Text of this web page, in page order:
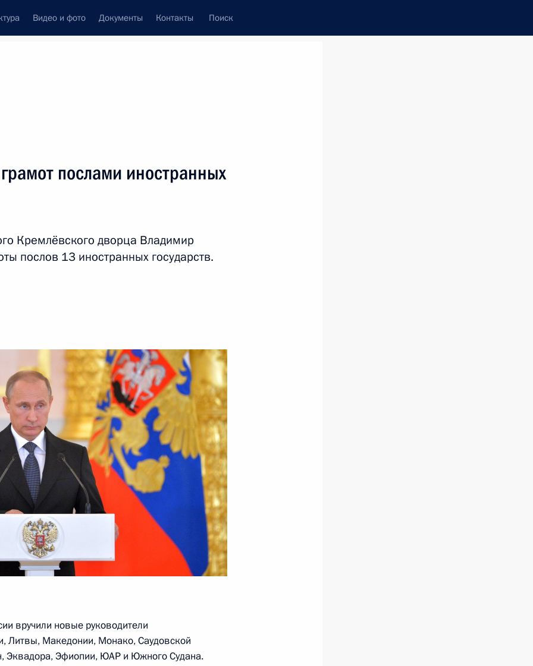
Видео и фото Документы Контакты Поиск
и Полномочным
Монако
II открыли выставку
II
иностранных государств
послами иностранных
Кремлёвского дворца Владимир
послов 13 иностранных государств.
вручили новые руководители
Литвы, Македонии, Монако, Саудовской
Эквадора, Эфиопии, ЮАР и Южного Судана.